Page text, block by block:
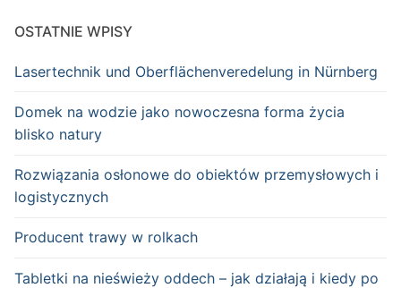
OSTATNIE WPISY
Lasertechnik und Oberflächenveredelung in Nürnberg
Domek na wodzie jako nowoczesna forma życia
blisko natury
Rozwiązania osłonowe do obiektów przemysłowych i
logistycznych
Producent trawy w rolkach
Tabletki na nieświeży oddech – jak działają i kiedy po